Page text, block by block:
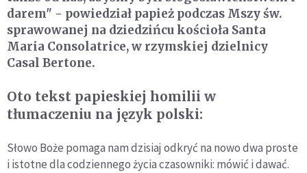
darem" - powiedział papież podczas Mszy św.
sprawowanej na dziedzińcu kościoła Santa
Maria Consolatrice, w rzymskiej dzielnicy
Casal Bertone.
Oto tekst papieskiej homilii w
tłumaczeniu na język polski:
Słowo Boże pomaga nam dzisiaj odkryć na nowo dwa proste
i istotne dla codziennego życia czasowniki: mówić i dawać.